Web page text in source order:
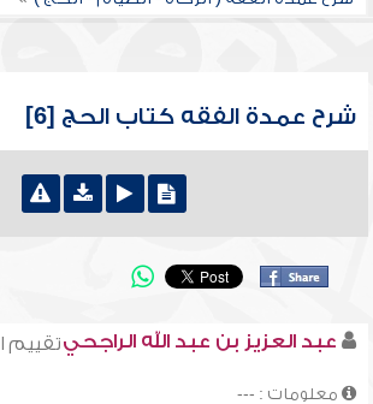
شرح عمدة الفقه كتاب الحج [6]
تقييمعبد العزيز بن عبد الله الراجحي
معلومات : ---